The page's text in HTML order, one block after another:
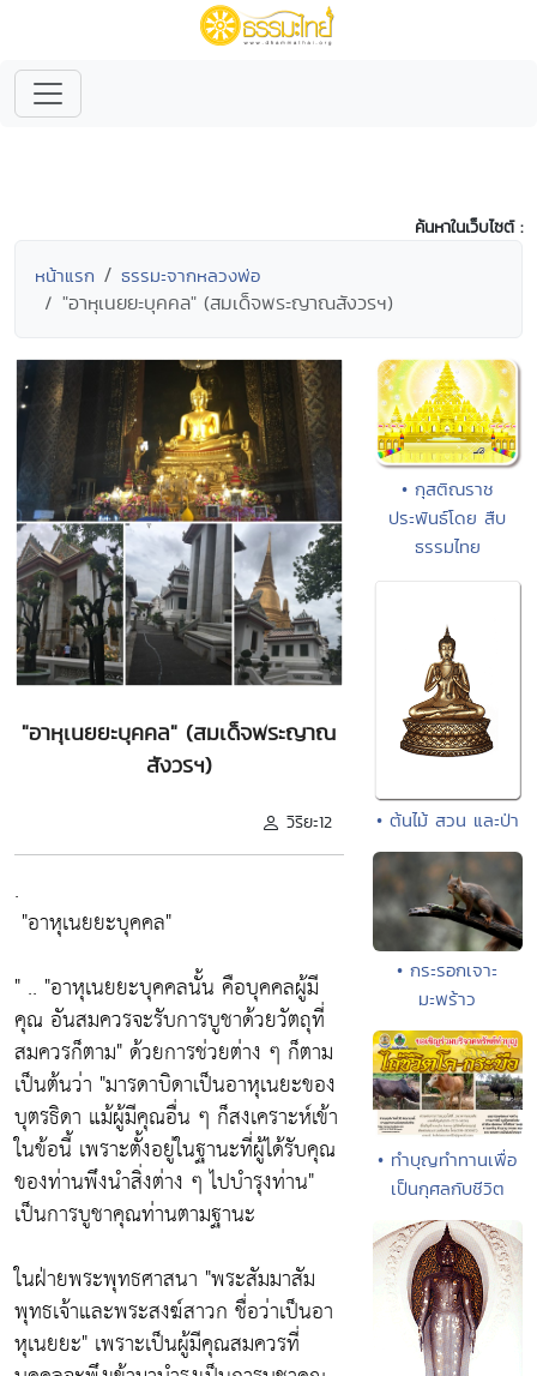
ค้นหาในเว็บไซต์ :
หน้าแรก ธรรมะจากหลวงพ่อ
"อาหุเนยยะบุคคล" (สมเด็จพระญาณสังวรฯ)
"อาหุเนยยะบุคคล" (สมเด็จพระญาณ
สังวรฯ)
วิริยะ12
.
"อาหุเนยยะบุคคล"
" .. "อาหุเนยยะบุคคลนั้น คือบุคคลผู้มี
คุณ อันสมควรจะรับการบูชาด้วยวัตถุที่
สมควรก็ตาม"ด้วยการช่วยต่าง ๆ ก็ตาม
เป็นต้นว่า "มารดาบิดาเป็นอาหุเนยะของ
บุตรธิดา แม้ผู้มีคุณอื่น ๆ ก็สงเคราะห์เข้า
ในข้อนี้ เพราะตั้งอยู่ในฐานะที่ผู้ได้รับคุณ
ของท่านพึงนำสิ่งต่าง ๆ ไปบำรุงท่าน"
เป็นการบูชาคุณท่านตามฐานะ
ในฝ่ายพระพุทธศาสนา "พระสัมมาสัม
พุทธเจ้าและพระสงฆ์สาวก ชื่อว่าเป็นอา
หุเนยยะ" เพราะเป็นผู้มีคุณสมควรที่
• กุสติณราช
ประพันธ์โดย สืบ
ธรรมไทย
• ต้นไม้ สวน และป่า
• กระรอกเจาะ
มะพร้าว
• ทำบุญทำทานเพื่อ
เป็นกุศลกับชีวิต